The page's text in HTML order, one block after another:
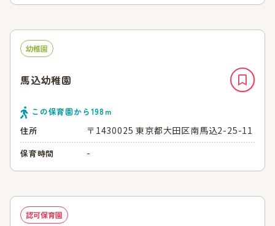
幼稚園
馬込幼稚園
この保育園から198ｍ
住所
〒1430025 東京都大田区南馬込2-25-11
保育時間 -
認可保育園